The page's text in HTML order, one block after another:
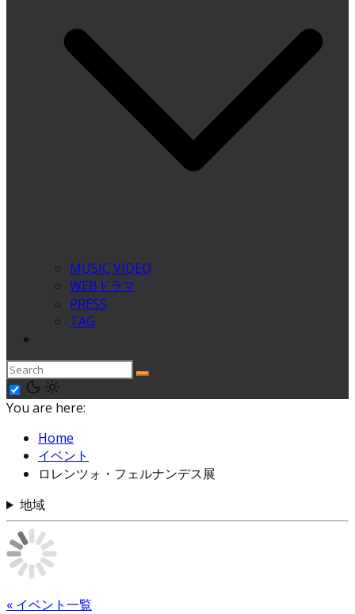
MUSIC VIDEO
WEBドラマ
PRESS
TAG
You are here:
Home
イベント
ロレンツォ・フェルナンデス展
地域
« イベント一覧